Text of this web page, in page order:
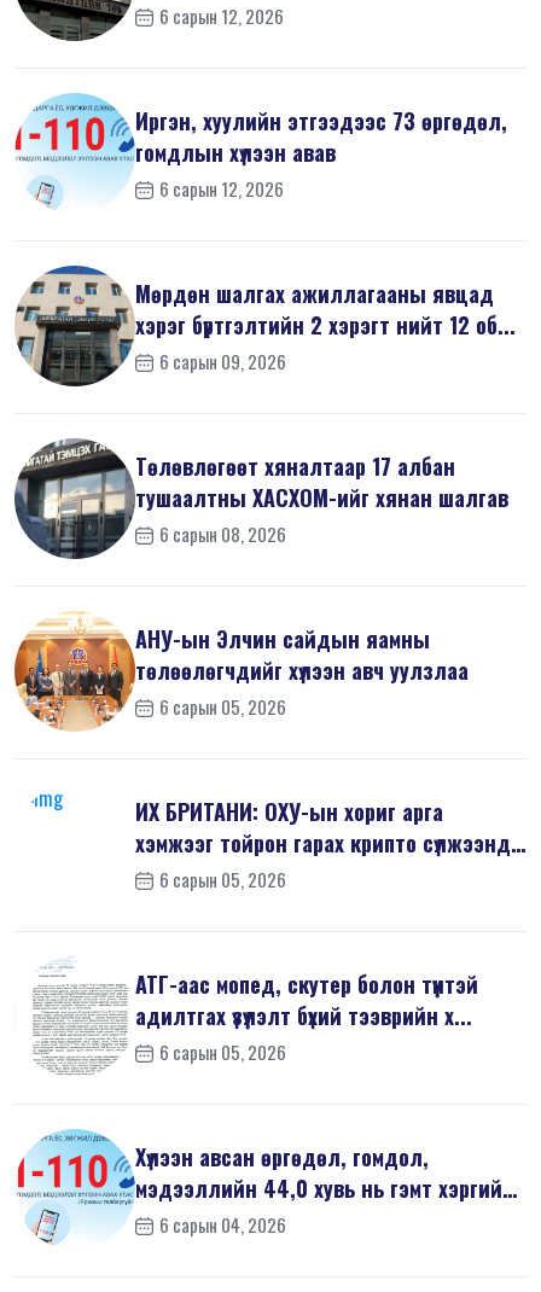
6 сарын 12, 2026
Иргэн, хуулийн этгээдээс 73 өргөдөл,
гомдлын хүлээн авав
6 сарын 12, 2026
Мөрдөн шалгах ажиллагааны явцад
хэрэг бүртгэлтийн 2 хэрэгт нийт 12 об...
6 сарын 09, 2026
Төлөвлөгөөт хяналтаар 17 албан
тушаалтны ХАСХОМ-ийг хянан шалгав
6 сарын 08, 2026
АНУ-ын Элчин сайдын яамны
төлөөлөгчдийг хүлээн авч уулзлаа
6 сарын 05, 2026
ИХ БРИТАНИ: ОХУ-ын хориг арга
хэмжээг тойрон гарах крипто сүлжээнд
хор...6 сарын 05, 2026
АТГ-аас мопед, скутер болон түүнтэй
адилтгах үзүүлэлт бүхий тээврийн х...
6 сарын 05, 2026
Хүлээн авсан өргөдөл, гомдол,
мэдээллийн 44,0 хувь нь гэмт хэргийн
шин...
6 сарын 04, 2026